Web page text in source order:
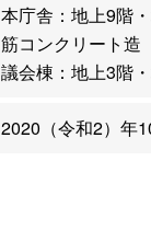
本庁舎：地上9階
筋コンクリート造
議会棟：地上3階
2020（令和2）年